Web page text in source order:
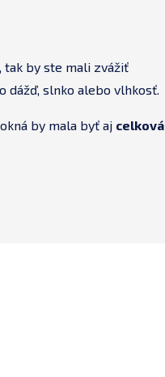
tak by ste mali zvážiť
dážď, slnko alebo vlhkosť.
by mala byť aj celková